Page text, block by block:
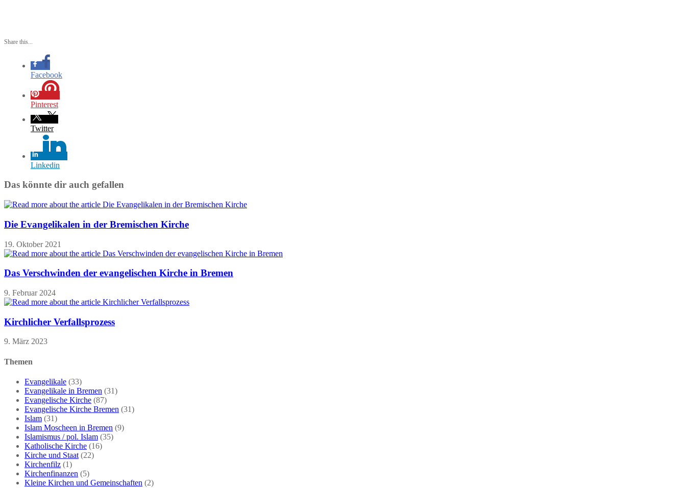
Share this...
Facebook
Pinterest
Twitter
Linkedin
Das könnte dir auch gefallen
Die Evangelikalen in der Bremischen Kirche
19. Oktober 2021
Das Verschwinden der evangelischen Kirche in Bremen
9. Februar 2024
Kirchlicher Verfallsprozess
9. März 2023
Themen
Evangelikale (33)
Evangelikale in Bremen (31)
Evangelische Kirche (87)
Evangelische Kirche Bremen (31)
Islam (31)
Islam Moscheen in Bremen (9)
Islamismus / pol. Islam (35)
Katholische Kirche (16)
Kirche und Staat (22)
Kirchenfilz (1)
Kirchenfinanzen (5)
Kleine Kirchen und Gemeinschaften (2)